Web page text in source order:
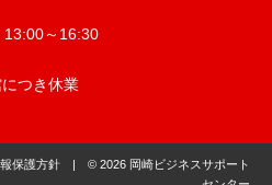
13:00～16:30
つき休業
保護方針 | © 2026 岡崎ビジネスサポート